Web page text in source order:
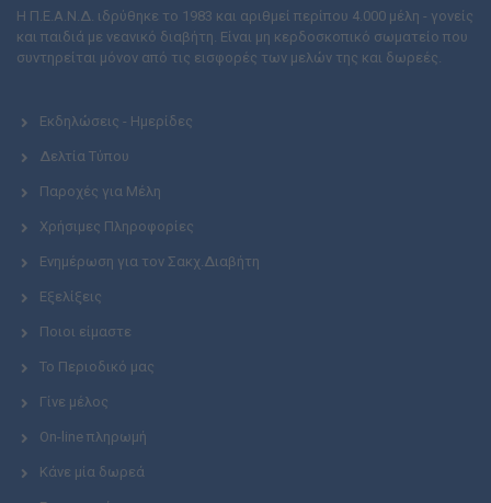
Η Π.Ε.Α.Ν.Δ. ιδρύθηκε το 1983 και αριθμεί περίπου 4.000 μέλη - γονείς
και παιδιά με νεανικό διαβήτη. Είναι μη κερδοσκοπικό σωματείο που
συντηρείται μόνον από τις εισφορές των μελών της και δωρεές.
Εκδηλώσεις - Ημερίδες
Δελτία Τύπου
Παροχές για Μέλη
Χρήσιμες Πληροφορίες
Ενημέρωση για τον Σακχ.Διαβήτη
Εξελίξεις
Ποιοι είμαστε
Το Περιοδικό μας
Γίνε μέλος
On-line πληρωμή
Κάνε μία δωρεά